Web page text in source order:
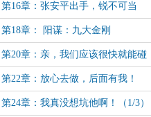
第16章：张安平出手，锐不可当
第18章： 阳谋：九大金刚
第20章：亲，我们应该很快就能碰
面吧！
第22章：放心去做，后面有我！
第24章：我真没想坑他啊！（1/3）